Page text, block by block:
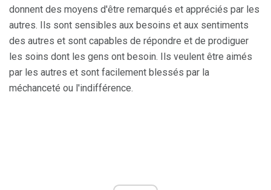
donnent des moyens d'être remarqués et appréciés par les
autres. Ils sont sensibles aux besoins et aux sentiments
des autres et sont capables de répondre et de prodiguer
les soins dont les gens ont besoin. Ils veulent être aimés
par les autres et sont facilement blessés par la
méchanceté ou l'indifférence.